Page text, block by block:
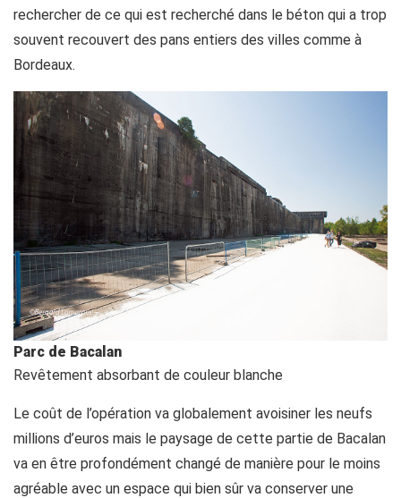
rechercher de ce qui est recherché dans le béton qui a trop
souvent recouvert des pans entiers des villes comme à
Bordeaux.
Parc de Bacalan
Revêtement absorbant de couleur blanche
Le coût de l’opération va globalement avoisiner les neufs
millions d’euros mais le paysage de cette partie de Bacalan
va en être profondément changé de manière pour le moins
agréable avec un espace qui bien sûr va conserver une